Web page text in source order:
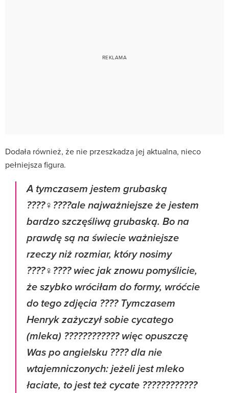
Dodała również, że nie przeszkadza jej aktualna, nieco
pełniejsza figura.
A tymczasem jestem grubaską
????‍♀️????ale najważniejsze że jestem
bardzo szczęśliwą grubaską. Bo na
prawdę są na świecie ważniejsze
rzeczy niż rozmiar, który nosimy
????‍♀️???? wiec jak znowu pomyślicie,
że szybko wróciłam do formy, wróćcie
do tego zdjęcia ???? Tymczasem
Henryk zażyczył sobie cycatego
(mleka) ???????????? więc opuszczę
Was po angielsku ???? dla nie
wtajemniczonych: jeżeli jest mleko
łaciate, to jest też cycate ????????????